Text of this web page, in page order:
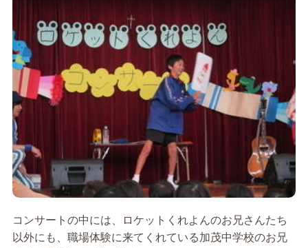
コンサートの中には、ロケットくれよんのお兄さんたち
以外にも、職場体験に来てくれている加茂中学校のお兄